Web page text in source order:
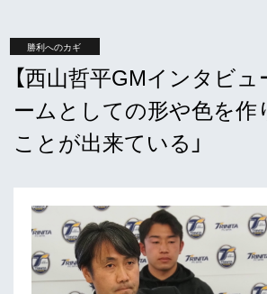
勝利へのカギ
【西山哲平GMインタビュー
ームとしての形や色を作
ことが出来ている」